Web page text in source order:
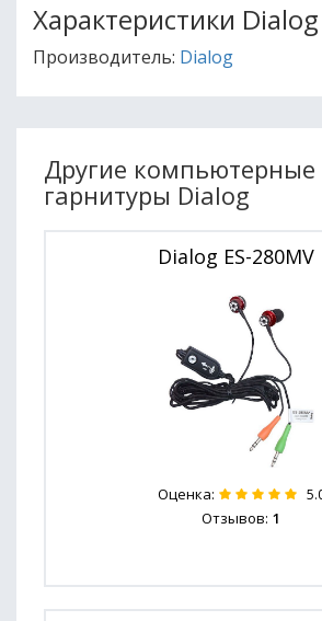
Характеристики
Производитель: Dialog
Другие компьютерные
гарнитуры Dialog
Dialog ES-280MV
Оценка:
Отзывов: 1